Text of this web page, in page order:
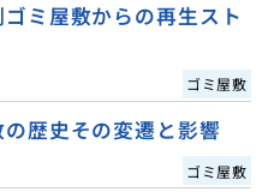
ミ屋敷からの再生スト
ゴミ屋敷
歴史その変遷と影響
ゴミ屋敷